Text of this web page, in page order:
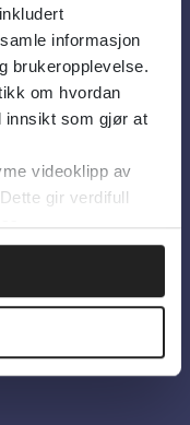
informasjon
brukeropplevelse.
om hvordan
innsikt som gjør at
videoklipp av
gir verdifull